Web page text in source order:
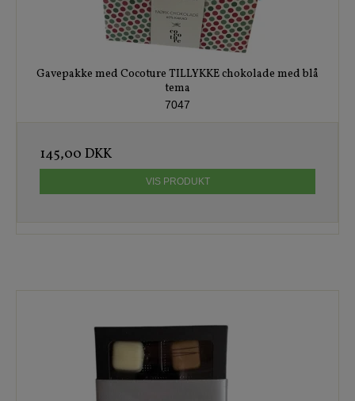
Gavepakke med Cocoture TILLYKKE chokolade med blå
tema
7047
145,00 DKK
VIS PRODUKT